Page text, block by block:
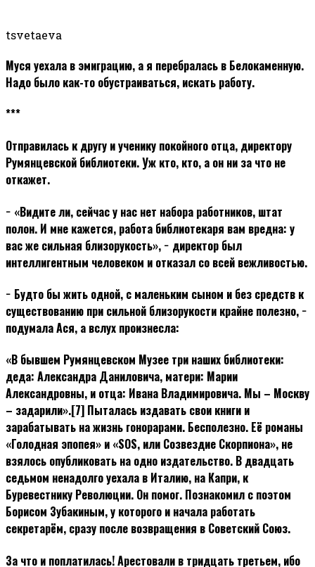
tsvetaeva
Муся уехала в эмиграцию, а я перебралась в Белокаменную.
Надо было как-то обустраиваться, искать работу.
***
Отправилась к другу и ученику покойного отца, директору
Румянцевской библиотеки. Уж кто, кто, а он ни за что не
откажет.
− «Видите ли, сейчас у нас нет набора работников, штат
полон. И мне кажется, работа библиотекаря вам вредна: у
вас же сильная близорукость», − директор был
интеллигентным человеком и отказал со всей вежливостью.
− Будто бы жить одной, с маленьким сыном и без средств к
существованию при сильной близорукости крайне полезно, −
подумала Ася, а вслух произнесла:
«В бывшем Румянцевском Музее три наших библиотеки:
деда: Александра Даниловича, матери: Марии
Александровны, и отца: Ивана Владимировича. Мы – Москву
– задарили».[7] Пыталась издавать свои книги и
зарабатывать на жизнь гонорарами. Бесполезно. Её романы
«Голодная эпопея» и «SOS, или Созвездие Скорпиона», не
взялось опубликовать на одно издательство. В двадцать
седьмом ненадолго уехала в Италию, на Капри, к
Буревестнику Революции. Он помог. Познакомил с поэтом
Борисом Зубакиным, у которого и начала работать
секретарём, сразу после возвращения в Советский Союз.
За что и поплатилась! Арестовали в тридцать третьем, ибо